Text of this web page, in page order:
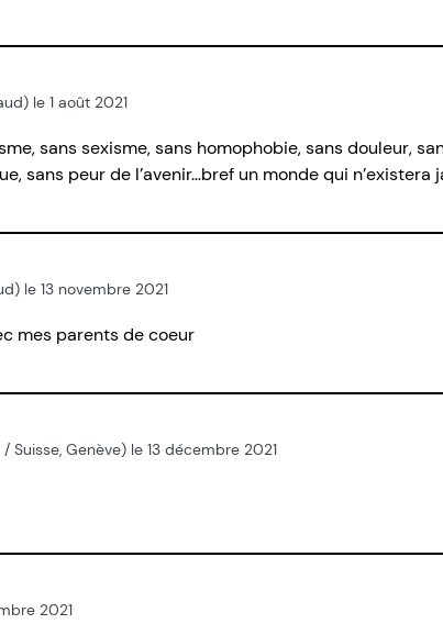
le 1 août 2021
sans sexisme, sans homophobie, sans douleur,
sans peur de l’avenir…bref un monde qui n’existera
le 13 novembre 2021
mes parents de coeur
Suisse, Genève) le 13 décembre 2021
2021